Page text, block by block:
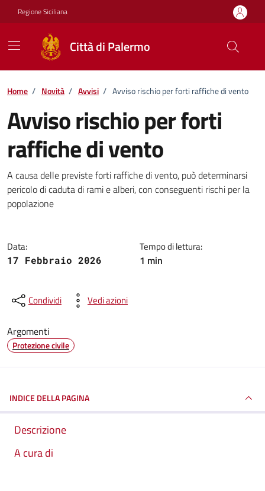
Vai ai contenuti
Vai al footer
Regione Siciliana
Città di Palermo
Home / Novità / Avvisi / Avviso rischio per forti raffiche di vento
Avviso rischio per forti
raffiche di vento
Dettagli della notizia
A causa delle previste forti raffiche di vento, può determinarsi
pericolo di caduta di rami e alberi, con conseguenti rischi per la
popolazione
Data:
17 Febbraio 2026
Tempo di lettura:
1 min
Condividi Vedi azioni
Argomenti
Protezione civile
INDICE DELLA PAGINA
Descrizione
A cura di